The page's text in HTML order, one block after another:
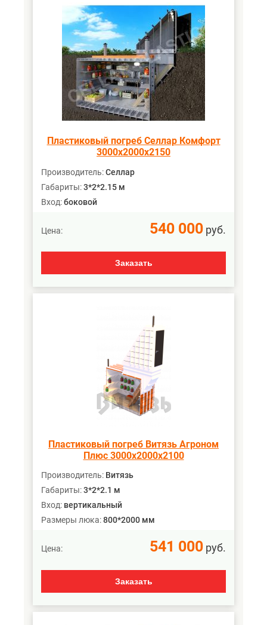
Пластиковый погреб Селлар Комфорт
3000х2000х2150
Производитель:Селлар
Габариты:3*2*2.15 м
Вход:боковой
Цена: 540 000 руб.
Заказать
Пластиковый погреб Витязь Агроном
Плюс 3000х2000х2100
Производитель: Витязь
Габариты:3*2*2.1 м
Вход: вертикальный
Размеры люка:800*2000 мм
Цена: 541 000 руб.
Заказать